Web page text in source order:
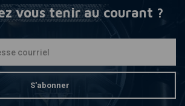
vous tenir au courant ?
S'abonner